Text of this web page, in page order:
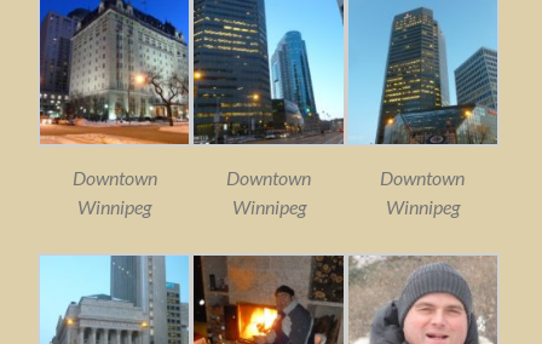
Downtown
Winnipeg
Downtown
Winnipeg
Downtown
Winnipeg